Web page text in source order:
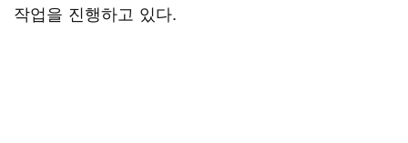
작업을 진행하고 있다.